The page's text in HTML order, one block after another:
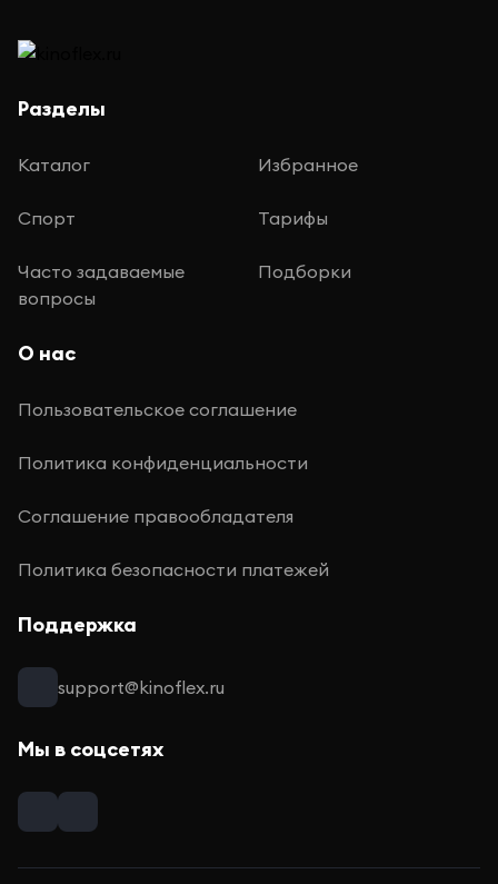
Разделы
Каталог Избранное
Спорт Тарифы
Часто задаваемые
вопросы
Подборки
О нас
Пользовательское соглашение
Политика конфиденциальности
Соглашение правообладателя
Политика безопасности платежей
Поддержка
support@kinoflex.ru
Мы в соцсетях